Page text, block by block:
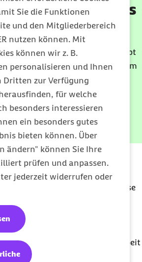
Sie die Funktionen
und den Mitgliederbereich
nutzen können. Mit
können wir z. B.
personalisieren und Ihnen
Dritten zur Verfügung
für welche
besonders interessieren
ein besonders gutes
bieten können. Über
ändern" können Sie Ihre
prüfen und anpassen.
jederzeit widerrufen oder
E-Book: 44 Tipps
Wut & Trauer
Psychologin Vanessa Graf gibt
Übungen an die Hand, um
und mehr
Leichtigkeit zu gewinnen.
– und möglicherweise
ihre Ängste irrational oder
drängeln sich viele andere
samstags durch die überfüllte
gelassen auf dem Weg zur Arbeit
und die Einschränkung der